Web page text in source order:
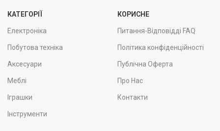
КАТЕГОРІЇ
Електроніка
Побутова техніка
Аксесуари
Меблі
Іграшки
Інструменти
КОРИСНЕ
Питання-Відповідді FAQ
Політика конфіденційності
Публічна Оферта
Про Нас
Контакти